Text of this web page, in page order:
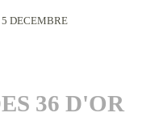
DECEMBRE
36 D'OR